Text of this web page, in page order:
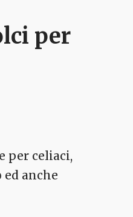
per
per celiaci,
anche